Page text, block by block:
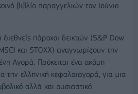
βιβλίο παραγγελιών τον Ιούνιο
διεθνείς πάροχοι δεικτών (S&P Dow
και STOXX) αναγνωρίζουν την
Αγορά. Πρόκειται ένα ακόμη
την ελληνική κεφαλαιαγορά, για μια
αλλά και ουσιαστικό